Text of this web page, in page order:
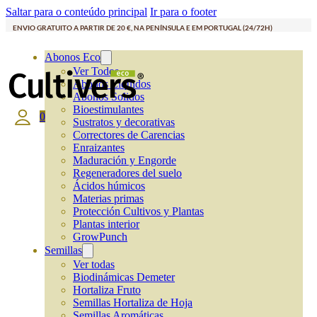
Saltar para o conteúdo principal Ir para o footer
ENVIO GRATUITO A PARTIR DE 20 €, NA PENÍNSULA E EM PORTUGAL (24/72H)
Abonos Eco
Ver Todos
Abonos Líquidos
Abonos Solidos
Bioestimulantes
Sustratos y decorativas
Correctores de Carencias
Enraizantes
Maduración y Engorde
Regeneradores del suelo
Ácidos húmicos
Materias primas
Protección Cultivos y Plantas
Plantas interior
GrowPunch
Semillas
Ver todas
Biodinámicas Demeter
Hortaliza Fruto
Semillas Hortaliza de Hoja
0